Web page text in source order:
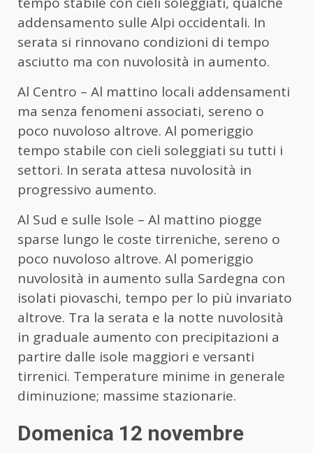
addensamento sulle Alpi occidentali. In
serata si rinnovano condizioni di tempo
asciutto ma con nuvolosità in aumento.
Al Centro – Al mattino locali addensamenti
ma senza fenomeni associati, sereno o
poco nuvoloso altrove. Al pomeriggio
tempo stabile con cieli soleggiati su tutti i
settori. In serata attesa nuvolosità in
progressivo aumento.
Al Sud e sulle Isole – Al mattino piogge
sparse lungo le coste tirreniche, sereno o
poco nuvoloso altrove. Al pomeriggio
nuvolosità in aumento sulla Sardegna con
isolati piovaschi, tempo per lo più invariato
altrove. Tra la serata e la notte nuvolosità
in graduale aumento con precipitazioni a
partire dalle isole maggiori e versanti
tirrenici. Temperature minime in generale
diminuzione; massime stazionarie.
Domenica 12 novembre